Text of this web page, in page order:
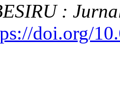
:
doi.org/